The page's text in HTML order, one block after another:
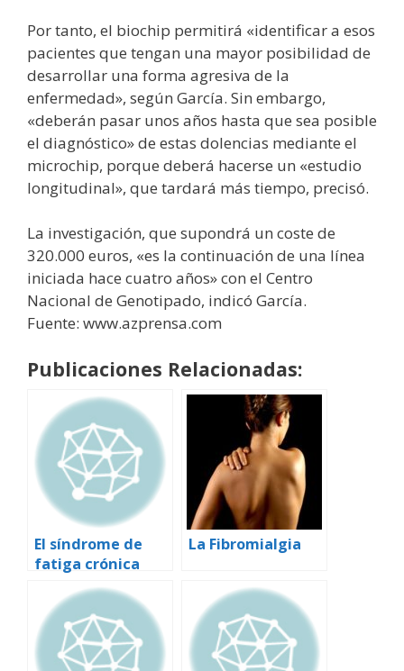
Por tanto, el biochip permitirá «identificar a esos
pacientes que tengan una mayor posibilidad de
desarrollar una forma agresiva de la
enfermedad», según García. Sin embargo,
«deberán pasar unos años hasta que sea posible
el diagnóstico» de estas dolencias mediante el
microchip, porque deberá hacerse un «estudio
longitudinal», que tardará más tiempo, precisó.
La investigación, que supondrá un coste de
320.000 euros, «es la continuación de una línea
iniciada hace cuatro años» con el Centro
Nacional de Genotipado, indicó García.
Fuente: www.azprensa.com
Publicaciones Relacionadas:
El síndrome de
fatiga crónica
comprobarse
analíticamente
La Fibromialgia